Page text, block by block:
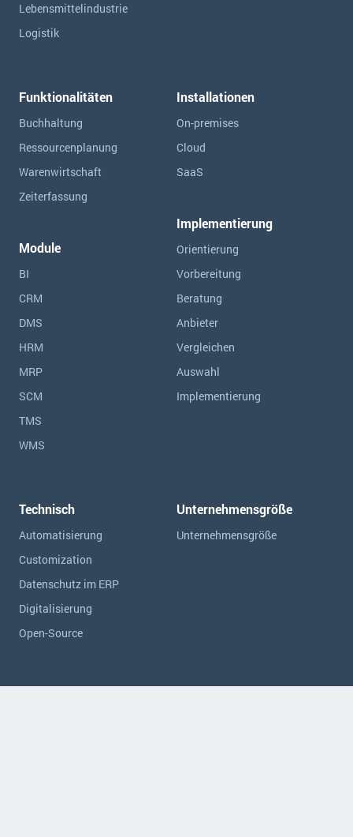
Lebensmittelindustrie
Logistik
Funktionalitäten
Buchhaltung
Ressourcen­planung
Warenwirtschaft
Zeiterfassung
Module
BI
CRM
DMS
HRM
MRP
SCM
TMS
WMS
Installationen
On-premises
Cloud
SaaS
Implementierung
Orientierung
Vorbereitung
Beratung
Anbieter
Vergleichen
Auswahl
Implementierung
Technisch
Automatisierung
Customization
Datenschutz im ERP
Digitalisierung
Open-Source
Unternehmensgröße
Unternehmensgröße